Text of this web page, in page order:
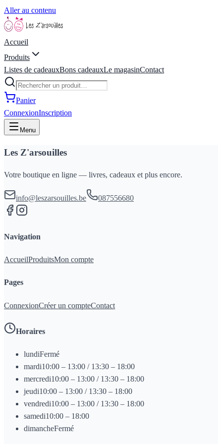
Aller au contenu
Accueil
Produits
Listes de cadeauxBons cadeauxLe magasinContact
Panier
ConnexionInscription
Menu
Les Z'arsouilles
Votre boutique en ligne — livres, cadeaux et plus encore.
info@leszarsouilles.be 087556680
Navigation
AccueilProduitsMon compte
Pages
ConnexionCréer un compteContact
Horaires
lundiFermé
mardi10:00 – 13:00 / 13:30 – 18:00
mercredi10:00 – 13:00 / 13:30 – 18:00
jeudi10:00 – 13:00 / 13:30 – 18:00
vendredi10:00 – 13:00 / 13:30 – 18:00
samedi10:00 – 18:00
dimancheFermé